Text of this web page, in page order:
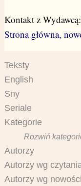
Kontakt z Wydawcą:
Strona główna,
Teksty
English
Sny
Seriale
Kategorie
Rozwiń
Autorzy
Autorzy wg
Autorzy wg nowości